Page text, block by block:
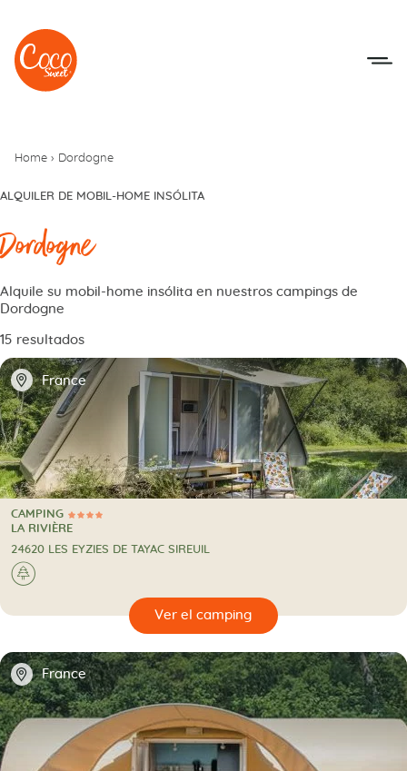
Ir al menú
Ir a los contenidos
Home › Dordogne
ALQUILER DE MOBIL-HOME INSÓLITA
Dordogne
Alquile su mobil-home insólita en nuestros campings de
Dordogne
15 resultados
📍 France
4 Estrellas
CAMPING
CAMPING
LA RIVIÈRE
24620 LES EYZIES DE TAYAC SIREUIL
🌲
🔍
📍 France